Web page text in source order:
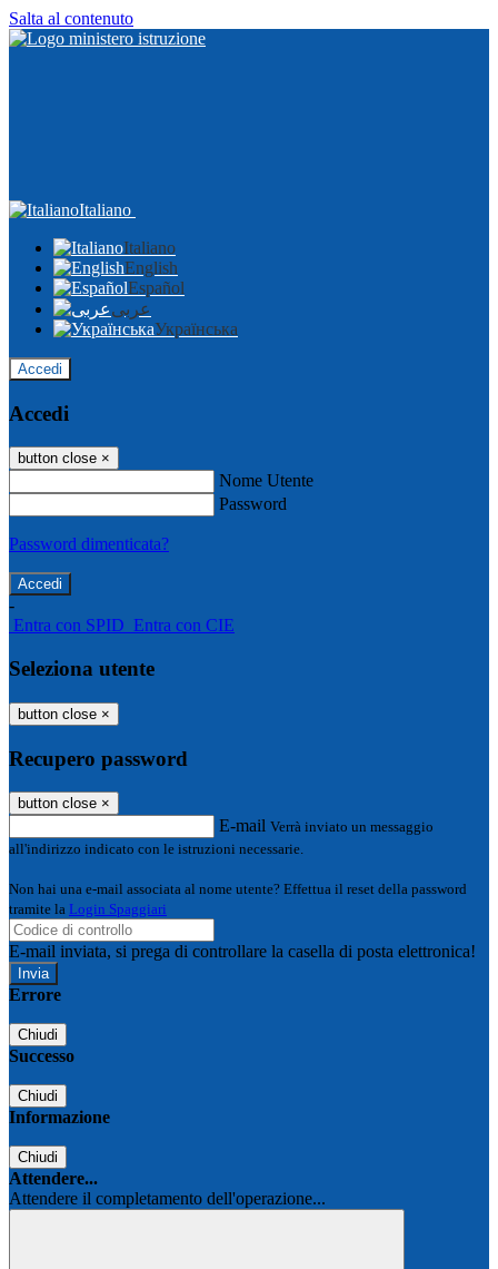
Salta al contenuto
Italiano
Italiano
English
Español
عربى
Українська
Accedi
Accedi
button close ×
Nome Utente
Password
Password dimenticata?
-
Entra con SPID Entra con CIE
Seleziona utente
button close ×
Recupero password
button close ×
E-mail Verrà inviato un messaggio
all'indirizzo indicato con le istruzioni necessarie.
Non hai una e-mail associata al nome utente? Effettua il reset della password
tramite la Login Spaggiari
E-mail inviata, si prega di controllare la casella di posta elettronica!
Errore
Chiudi
Successo
Chiudi
Informazione
Chiudi
Attendere...
Attendere il completamento dell'operazione...